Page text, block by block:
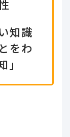
知識
をわ